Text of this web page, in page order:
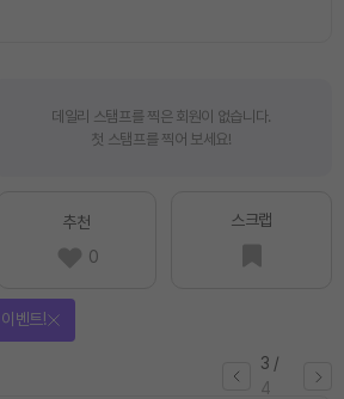
데일리 스탬프를 찍은 회원이 없습니다.
첫 스탬프를 찍어 보세요!
추천
0
스크랩
4 /
4